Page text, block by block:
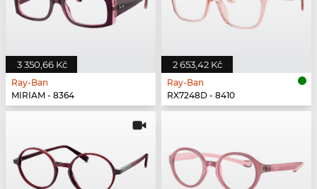
3 350,66 Kč
Ray-Ban
MIRIAM - 8364
2 653,42 Kč
Ray-Ban
RX7248D - 8410